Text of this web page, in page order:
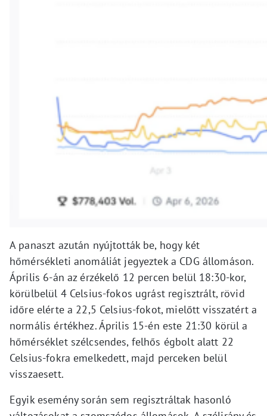
A panaszt azután nyújtották be, hogy két
hőmérsékleti anomáliát jegyeztek a CDG állomáson.
Április 6-án az érzékelő 12 percen belül 18:30-kor,
körülbelül 4 Celsius-fokos ugrást regisztrált, rövid
időre elérte a 22,5 Celsius-fokot, mielőtt visszatért a
normális értékhez. Április 15-én este 21:30 körül a
hőmérséklet szélcsendes, felhős égbolt alatt 22
Celsius-fokra emelkedett, majd perceken belül
visszaesett.
Egyik esemény során sem regisztráltak hasonló